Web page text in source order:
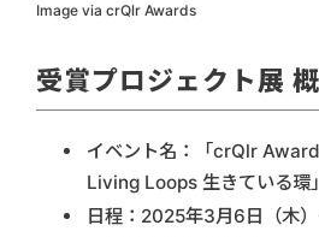
Image via crQlr Awards
受賞プロジェクト展
イベント名：「crQlr
Living Loops 生きている環」
日程：2025年3月6日（木）